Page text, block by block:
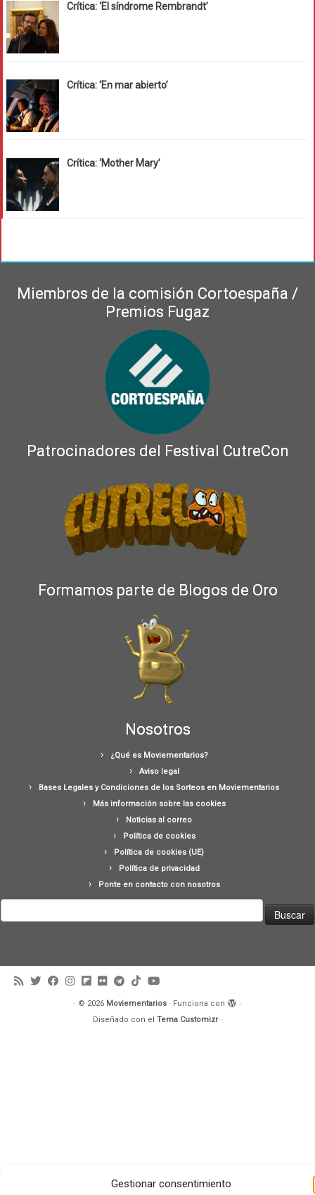
Gestionar consentimiento
Crítica: ‘El síndrome Rembrandt’
Crítica: ‘En mar abierto’
Crítica: ‘Mother Mary’
Miembros de la comisión Cortoespaña /
Premios Fugaz
Patrocinadores del Festival CutreCon
Formamos parte de Blogos de Oro
Nosotros
¿Qué es Moviementarios?
Aviso legal
Bases Legales y Condiciones de los Sorteos en Moviementarios
Más información sobre las cookies
Noticias al correo
Política de cookies
Política de cookies (UE)
Política de privacidad
Ponte en contacto con nosotros
· © 2026 Moviementarios · Funciona con
·
Diseñado con el Tema Customizr·